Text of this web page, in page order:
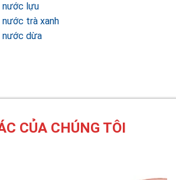
nước lựu
nước trà xanh
nước dừa
CỦA CHÚNG TÔI